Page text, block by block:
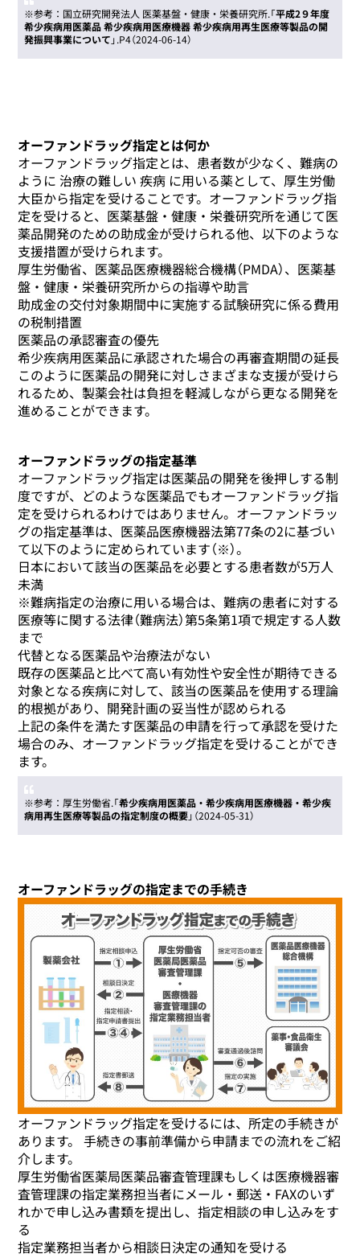
※参考：国立研究開発法人 医薬基盤・健康・栄養研究所.「平成2９年度
希少疾病用医薬品 希少疾病用医療機器 希少疾病用再生医療等製品の開
発振興事業について 」.P4（2024-06-14）
オーファンドラッグ指定とは何か
オーファンドラッグ指定とは、患者数が少なく、難病の
ように 治療の難しい 疾病 に用いる薬として、厚生労働
大臣から指定を受けることです。オーファンドラッグ指
定を受けると、医薬基盤・健康・栄養研究所を通じて医
薬品開発のための助成金が受けられる他、以下のような
支援措置が受けられます。
厚生労働省、医薬品医療機器総合機構（PMDA）、医薬基
盤・健康・栄養研究所からの指導や助言
助成金の交付対象期間中に実施する試験研究に係る費用
の税制措置
医薬品の承認審査の優先
希少疾病用医薬品に承認された場合の再審査期間の延長
このように医薬品の開発に対しさまざまな支援が受けら
れるため、製薬会社は負担を軽減しながら更なる開発を
進めることができます。
オーファンドラッグの指定基準
オーファンドラッグ指定は医薬品の開発を後押しする制
度ですが、どのような医薬品でもオーファンドラッグ指
定を受けられるわけではありません。オーファンドラッ
グの指定基準は、医薬品医療機器法第77条の2に基づい
て以下のように定められています（※）。
日本において該当の医薬品を必要とする患者数が5万人
未満
※難病指定の治療に用いる場合は、難病の患者に対する
医療等に関する法律（難病法）第5条第1項で規定する人数
まで
代替となる医薬品や治療法がない
既存の医薬品と比べて高い有効性や安全性が期待できる
対象となる疾病に対して、該当の医薬品を使用する理論
的根拠があり、開発計画の妥当性が認められる
上記の条件を満たす医薬品の申請を行って承認を受けた
場合のみ、オーファンドラッグ指定を受けることができ
ます。
※参考：厚生労働省.「希少疾病用医薬品・希少疾病用医療機器・希少疾
病用再生医療等製品の指定制度の概要」（2024-05-31）
オーファンドラッグの指定までの手続き
オーファンドラッグ指定を受けるには、所定の手続きが
あります。 手続きの事前準備から申請までの流れをご紹
介します。
厚生労働省医薬局医薬品審査管理課もしくは医療機器審
査管理課の指定業務担当者にメール・郵送・FAXのいず
れかで申し込み書類を提出し、指定相談の申し込みをす
る
指定業務担当者から相談日決定の通知を受ける